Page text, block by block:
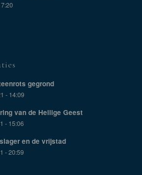
gegrond
- 14:09
van de Heilige Geest
- 15:06
en de vrijstad
- 20:59